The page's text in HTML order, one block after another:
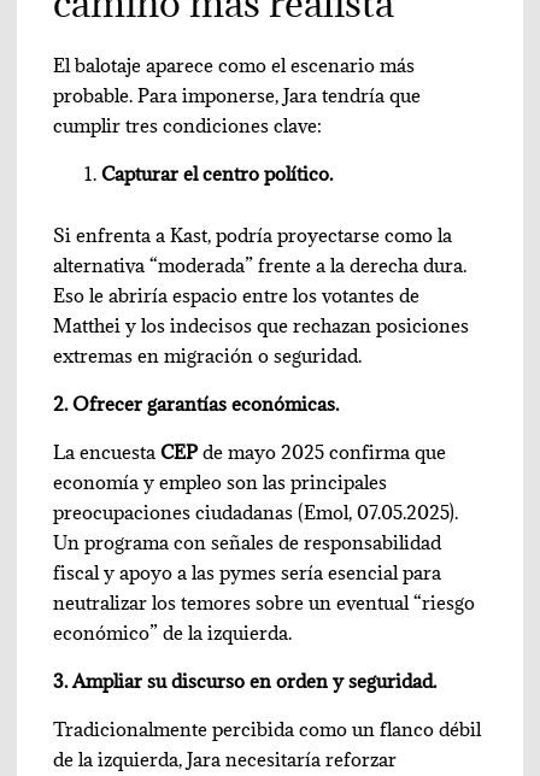
El balotaje aparece como el escenario más
probable. Para imponerse, Jara tendría que
cumplir tres condiciones clave:
Capturar el centro político.
Si enfrenta a Kast, podría proyectarse como la
alternativa “moderada” frente a la derecha dura.
Eso le abriría espacio entre los votantes de
Matthei y los indecisos que rechazan posiciones
extremas en migración o seguridad.
2. Ofrecer garantías económicas.
La encuestaCEP de mayo 2025 confirma que
economía y empleo son las principales
preocupaciones ciudadanas (Emol, 07.05.2025).
Un programa con señales de responsabilidad
fiscal y apoyo a las pymes sería esencial para
neutralizar los temores sobre un eventual “riesgo
económico” de la izquierda.
3. Ampliar su discurso en orden y seguridad.
Tradicionalmente percibida como un flanco débil
de la izquierda, Jara necesitaría reforzar